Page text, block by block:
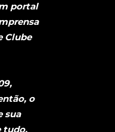
portal
Clube
o
sua
tudo,